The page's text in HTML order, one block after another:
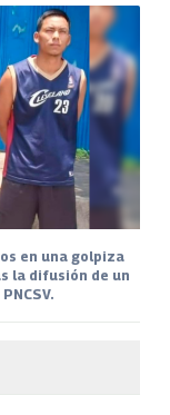
en una golpiza
la difusión de un